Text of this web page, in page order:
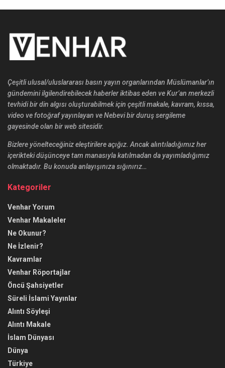
Çeşitli ulusal/uluslararası basın yayın organlarından Müslümanlar’ın
gündemini ilgilendirebilecek haberler iktibas eden ve Kur’an merkezli
tevhidi bir din algısı oluşturabilmek için çeşitli makale, kavram, kıssa,
video ve fotoğraf yayınlayan ve Nebevi bir duruş sergileme
gayesinde olan bir web sitesidir.
Bizlere yönelteceğiniz eleştirilere açığız. Ancak alıntıladığımız her
içerikteki düşünceye tam manasıyla katılmadan da yayımladığımız
olmaktadır. Bu konuda anlayışınıza sığınırız…
Kategoriler
Venhar Yorum
Venhar Makaleler
Ne Okunur?
Ne İzlenir?
Kavramlar
Venhar Röportajlar
Öncü Şahsiyetler
Süreli İslami Yayınlar
Alıntı Söyleşi
Alıntı Makale
İslam Dünyası
Dünya
Türkiye